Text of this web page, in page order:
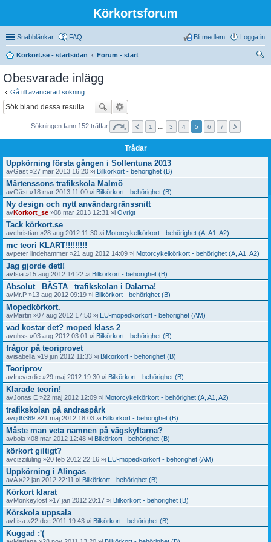
Körkortsforum
Snabblänkar FAQ Logga in
Bli medlem
Körkort.se - startsidan
Forum - start
Obesvarade inlägg
Gå till avancerad sökning
Sökningen fann 152 träffar 1 3 4 5 6 7
Trådar
Uppkörning första gången i Sollentuna 2013
avGäst »27 mar 2013 16:20 »i Bilkörkort - behörighet (B)
Mårtenssons trafikskola Malmö
avGäst »18 mar 2013 11:00 »i Bilkörkort - behörighet (B)
Ny design och nytt användargränssnitt
avKorkort_se »08 mar 2013 12:31 »i Övrigt
Tack körkort.se
avchristian »28 aug 2012 11:30 »i Motorcykelkörkort - behörighet (A, A1, A2)
mc teori KLART!!!!!!!!!
avpeter lindehammer »21 aug 2012 14:09 »i Motorcykelkörkort - behörighet (A, A1, A2)
Jag gjorde det!!
avIsia »15 aug 2012 14:22 »i Bilkörkort - behörighet (B)
Absolut _BÄSTA_ trafikskolan i Dalarna!
avMr.P »13 aug 2012 09:19 »i Bilkörkort - behörighet (B)
Mopedkörkort.
avMartin »07 aug 2012 17:50 »i EU-mopedkörkort - behörighet (AM)
vad kostar det? moped klass 2
avuhss »03 aug 2012 03:01 »i Bilkörkort - behörighet (B)
frågor på teoriprovet
avisabella »19 jun 2012 11:33 »i Bilkörkort - behörighet (B)
Teoriprov
avIneverdie »29 maj 2012 19:30 »i Bilkörkort - behörighet (B)
Klarade teorin!
avJonas E »22 maj 2012 12:09 »i Motorcykelkörkort - behörighet (A, A1, A2)
trafikskolan på andraspårk
avqdh369 »21 maj 2012 18:03 »i Bilkörkort - behörighet (B)
Måste man veta namnen på vägskyltarna?
avbola »08 mar 2012 12:48 »i Bilkörkort - behörighet (B)
körkort giltigt?
avcizziluling »20 feb 2012 22:16 »i EU-mopedkörkort - behörighet (AM)
Uppkörning i Alingås
avA»22 jan 2012 22:11 »i Bilkörkort - behörighet (B)
Körkort klarat
avMonkeylost »17 jan 2012 20:17 »i Bilkörkort - behörighet (B)
Körskola uppsala
avLisa »22 dec 2011 19:43 »i Bilkörkort - behörighet (B)
Kuggad :'(